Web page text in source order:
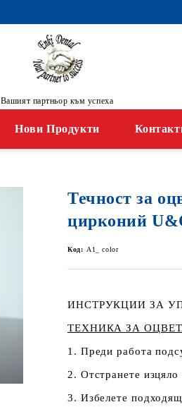
Вашият партньор към успеха
Нови Продукти
Течност за
цирконий
Код: A1_ color
ИНСТРУКЦИИ ЗА
ТЕХНИКА ЗА
1. Преди работа
2. Отстранете
3. Избелете